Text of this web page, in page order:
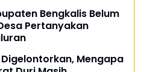
Bengkalis Belum
Pertanyakan
Digelontorkan, Mengapa